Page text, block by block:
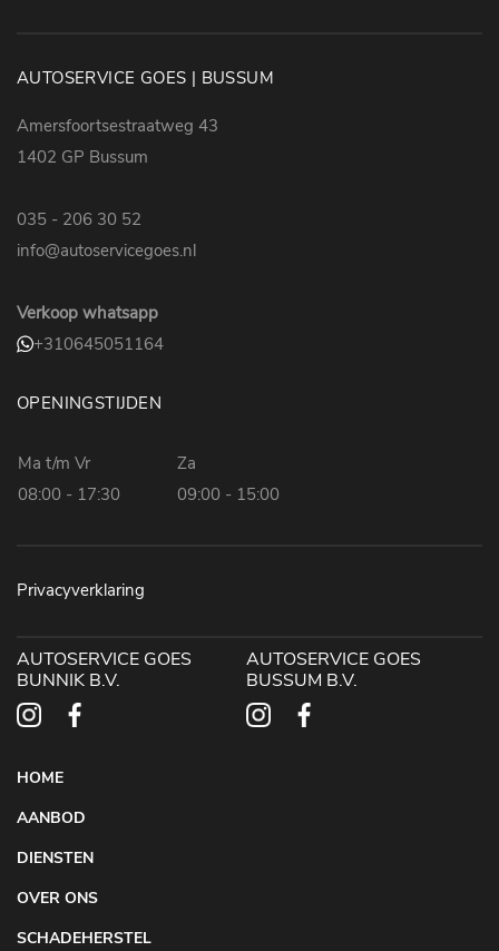
AUTOSERVICE GOES | BUSSUM
Amersfoortsestraatweg 43
1402 GP Bussum
035 - 206 30 52
info@autoservicegoes.nl
Verkoop whatsapp
+310645051164
OPENINGSTIJDEN
Ma t/m Vr
08:00 - 17:30
Za
09:00 - 15:00
Privacyverklaring
AUTOSERVICE GOES
BUNNIK B.V.
AUTOSERVICE GOES
BUSSUM B.V.
HOME
AANBOD
DIENSTEN
OVER ONS
SCHADEHERSTEL